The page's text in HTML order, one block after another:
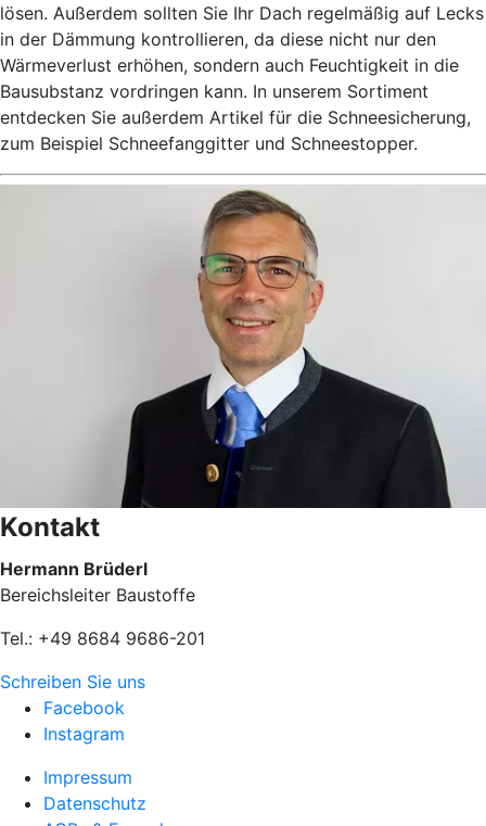
lösen. Außerdem sollten Sie Ihr Dach regelmäßig auf Lecks
in der Dämmung kontrollieren, da diese nicht nur den
Wärmeverlust erhöhen, sondern auch Feuchtigkeit in die
Bausubstanz vordringen kann. In unserem Sortiment
entdecken Sie außerdem Artikel für die Schneesicherung,
zum Beispiel Schneefanggitter und Schneestopper.
Kontakt
Hermann Brüderl
Bereichsleiter Baustoffe
Tel.: +49 8684 9686-201
Schreiben Sie uns
Facebook
Instagram
Impressum
Datenschutz